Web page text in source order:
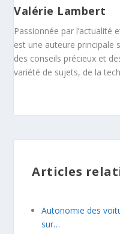
Valérie Lambert
Passionnée par l’actualité
est une auteure principale
des conseils précieux et
variété de sujets, de la
Articles
Autonomie des
sur…